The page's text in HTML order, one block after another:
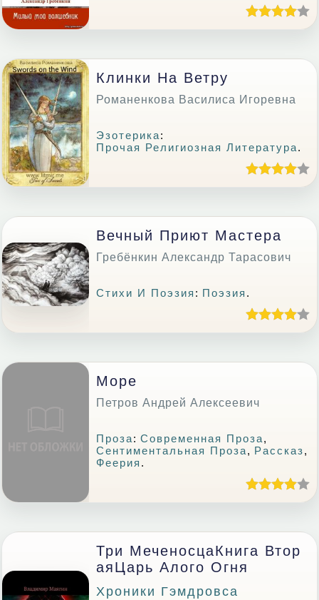
Клинки На Ветру
Романенкова Василиса Игоревна
Эзотерика:
Прочая Религиозная Литература.
Вечный Приют Мастера
Гребёнкин Александр Тарасович
Стихи И Поэзия : Поэзия .
Море
Петров Андрей Алексеевич
Проза:Современная Проза,
Сентиментальная Проза, Рассказ,
Феерия .
Три МеченосцаКнига Втор
АяЦарь Алого Огня
Хроники Гэмдровса